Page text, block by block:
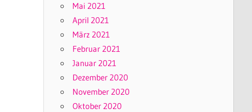
Mai 2021
April 2021
März 2021
Februar 2021
Januar 2021
Dezember 2020
November 2020
Oktober 2020